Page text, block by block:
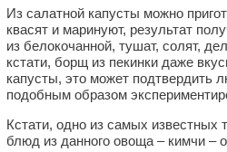
Из салатной капусты можно
квасят и маринуют, результат
из белокочанной, тушат, солят,
кстати, борщ из пекинки даже
капусты, это может подтвердить
подобным образом
Кстати, одно из самых известных
блюд из данного овоща – кимчи –